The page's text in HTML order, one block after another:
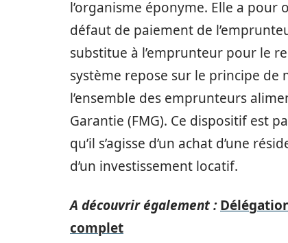
l’organisme éponyme. Elle a pour
défaut de paiement de
substitue à l’emprunteur pour le
système repose sur le principe
l’ensemble des emprunteurs
Garantie (FMG). Ce dispositif est
qu’il s’agisse d’un achat d’une
d’un investissement locatif.
A découvrir également :
complet